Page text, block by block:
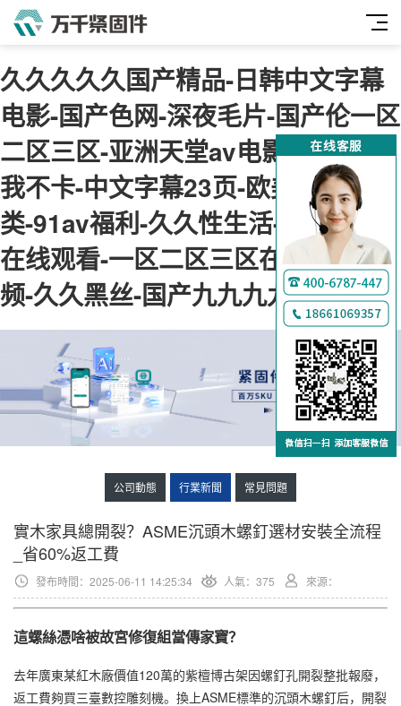
久久久久久国产精品-日韩中文字幕
电影-国产色网-深夜毛片-国产伦一区
二区三区-亚洲天堂av电影-神马午夜
我不卡-中文字幕23页-欧美综合另
类-91av福利-久久性生活-肉肉视频
在线观看-一区二区三区在线免费视
频-久久黑丝-国产九九九九
公司動態 行業新聞 常見問題
實木家具總開裂？ASME沉頭木螺釘選材安裝全流程
_省60%返工費
發布時間：2025-06-11 14:25:34 人氣： 375 來源：
這螺絲憑啥被故宮修復組當傳家寶？
去年廣東某紅木廠價值120萬的紫檀博古架因螺釘孔開裂整批報廢，
返工費夠買三臺數控雕刻機。換上ASME標準的沉頭木螺釘后，開裂